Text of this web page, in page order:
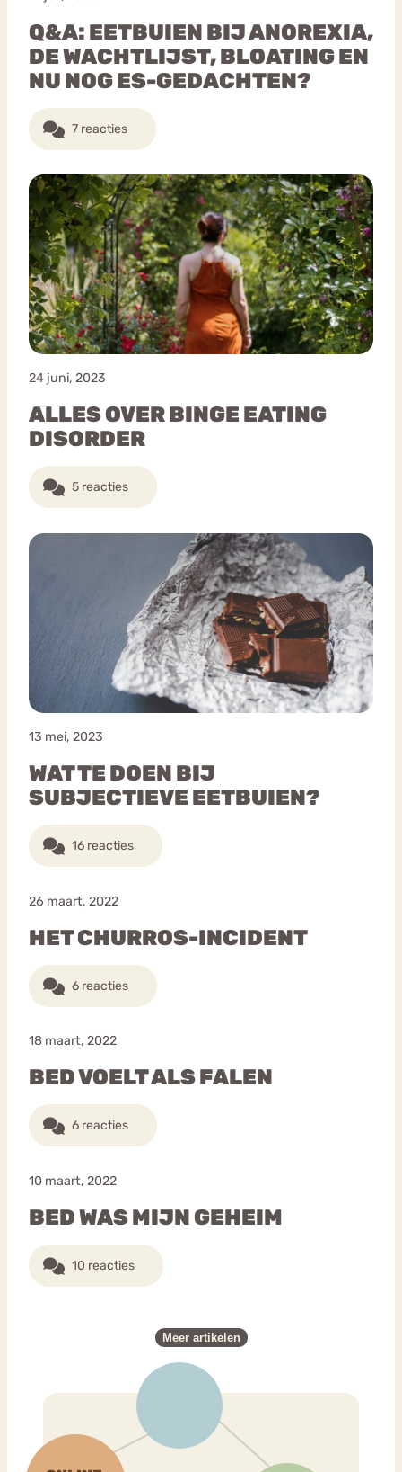
Q&A: EETBUIEN BIJ ANOREXIA,
DE WACHTLIJST, BLOATING EN
NU NOG ES-GEDACHTEN?
7 reacties
24 juni, 2023
ALLES OVER BINGE EATING
DISORDER
5 reacties
13 mei, 2023
WAT TE DOEN BIJ
SUBJECTIEVE EETBUIEN?
16 reacties
26 maart, 2022
HET CHURROS-INCIDENT
6 reacties
18 maart, 2022
BED VOELT ALS FALEN
6 reacties
10 maart, 2022
BED WAS MIJN GEHEIM
10 reacties
Meer artikelen